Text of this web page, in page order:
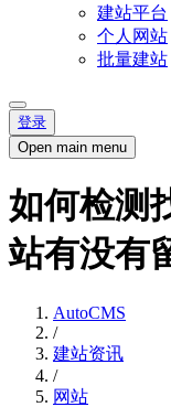
建站平台
个人网站
批量建站
登录
Open main menu
如何检测
站有没有
AutoCMS
/
建站资讯
/
网站